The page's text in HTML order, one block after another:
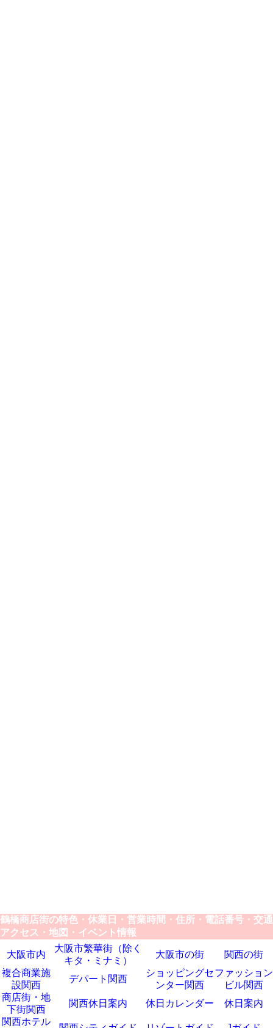
鶴橋商店街の特色・休業日・営業時間・住所・電話番号・交通
アクセス・地図・イベント情報
大阪市内
大阪市繁華街（除く
キタ・ミナミ）
大阪市の街
関西の街
複合商業施
設関西
デパート関西
ショッピングセ
ンター関西
ファッション
ビル関西
商店街・地
下街関西
関西休日案内 休日カレンダー
休日案内
関西ホテル